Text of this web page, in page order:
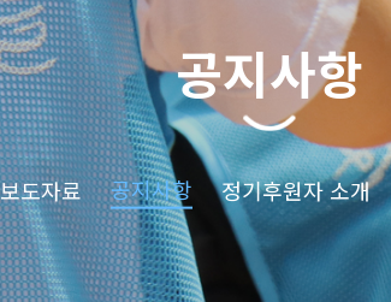
공지사항
보도자료 공지사항 정기후원자 소개